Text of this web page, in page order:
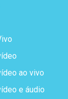
ao vivo
e áudio